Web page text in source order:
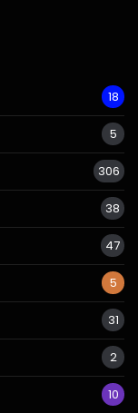
18
5
306
38
47
5
31
2
10